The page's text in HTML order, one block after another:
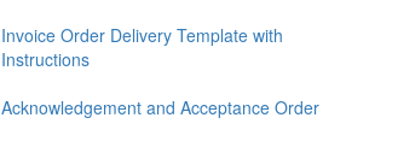
Invoice Order Delivery Template with
Instructions
Acknowledgement and Acceptance Order